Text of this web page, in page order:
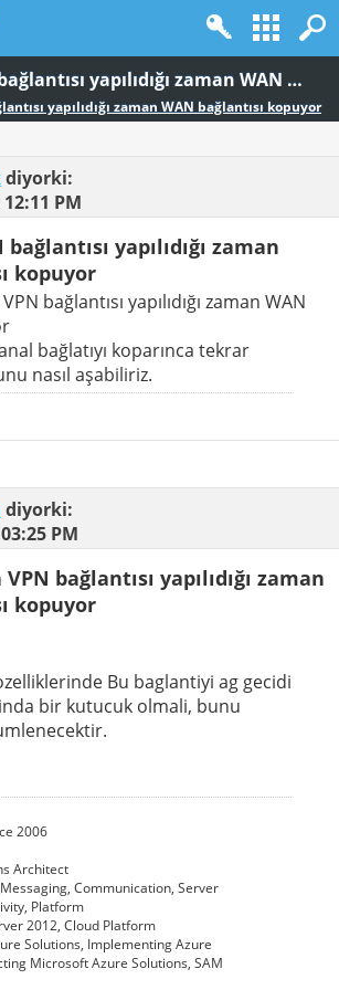
vista da VPN bağlantısı yapılıdığı zaman WAN bağlantısı kopuyor
yapılıdığı zaman WAN bağlantısı kopuyor
diyorki:
12:11 PM
yapılıdığı zaman
kopuyor
bağlantısı yapılıdığı zaman WAN
bağlatıyı koparınca tekrar
nasıl aşabiliriz.
diyorki:
03:25 PM
bağlantısı yapılıdığı zaman
kopuyor
Bu baglantiyi ag gecidi
bir kutucuk olmali, bunu
2006
Architect
Communication, Server
Platform
2012, Cloud Platform
Solutions, Implementing Azure
Microsoft Azure Solutions, SAM